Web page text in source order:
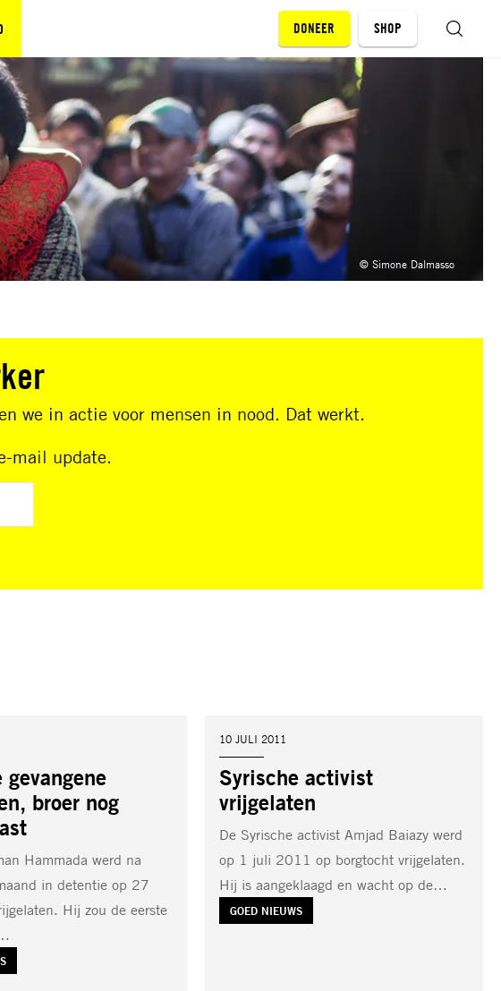
DONEER SHOP
© Simone Dalmasso
we in actie voor mensen in nood. Dat werkt.
mail update.
gevangene
broer nog
Hammada werd na
in detentie op 27
Hij zou de eerste
Syrische activist
vrijgelaten
TAG:
GOED NIEUWS
DATUM:
10 JULI 2011
De Syrische activist Amjad Baiazy werd
op 1 juli 2011 op borgtocht vrijgelaten.
Hij is aangeklaagd en wacht op de…